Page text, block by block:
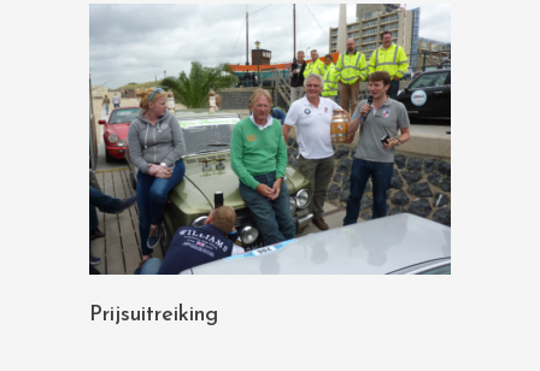
Prijsuitreiking